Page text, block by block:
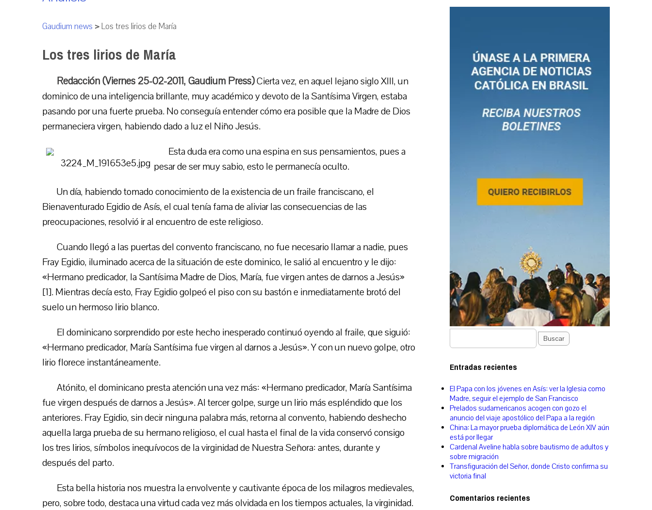
Gaudium news >Los tres lirios de María
Los tres lirios de María
Redacción (Viernes 25-02-2011, Gaudium Press)Cierta vez, en aquel lejano siglo XIII, un
dominico de una inteligencia brillante, muy académico y devoto de la Santísima Virgen, estaba
pasando por una fuerte prueba. No conseguía entender cómo era posible que la Madre de Dios
permaneciera virgen, habiendo dado a luz el Niño Jesús.
Esta duda era como una espina en sus pensamientos, pues a
pesar de ser muy sabio, esto le permanecía oculto.
Un día, habiendo tomado conocimiento de la existencia de un fraile franciscano, el
Bienaventurado Egidio de Asís, el cual tenía fama de aliviar las consecuencias de las
preocupaciones, resolvió ir al encuentro de este religioso.
Cuando llegó a las puertas del convento franciscano, no fue necesario llamar a nadie, pues
Fray Egidio, iluminado acerca de la situación de este dominico, le salió al encuentro y le dijo:
«Hermano predicador, la Santísima Madre de Dios, María, fue virgen antes de darnos a Jesús»
[1]. Mientras decía esto, Fray Egidio golpeó el piso con su bastón e inmediatamente brotó del
suelo un hermoso lirio blanco.
El dominicano sorprendido por este hecho inesperado continuó oyendo al fraile, que siguió:
«Hermano predicador, María Santísima fue virgen al darnos a Jesús». Y con un nuevo golpe, otro
lirio florece instantáneamente.
Atónito, el dominicano presta atención una vez más: «Hermano predicador, María Santísima
fue virgen después de darnos a Jesús». Al tercer golpe, surge un lirio más espléndido que los
anteriores. Fray Egidio, sin decir ninguna palabra más, retorna al convento, habiendo deshecho
aquella larga prueba de su hermano religioso, el cual hasta el final de la vida conservó consigo
los tres lirios, símbolos inequívocos de la virginidad de Nuestra Señora: antes, durante y
después del parto.
Esta bella historia nos muestra la envolvente y cautivante época de los milagros medievales,
pero, sobre todo, destaca una virtud cada vez más olvidada en los tiempos actuales, la virginidad.
Buscar
Entradas recientes
El Papa con los jóvenes en Asís: ver la Iglesia como
Madre, seguir el ejemplo de San Francisco
Prelados sudamericanos acogen con gozo el
anuncio del viaje apostólico del Papa a la región
China: La mayor prueba diplomática de León XIV aún
está por llegar
Cardenal Aveline habla sobre bautismo de adultos y
sobre migración
Transfiguración del Señor, donde Cristo confirma su
victoria final
Comentarios recientes